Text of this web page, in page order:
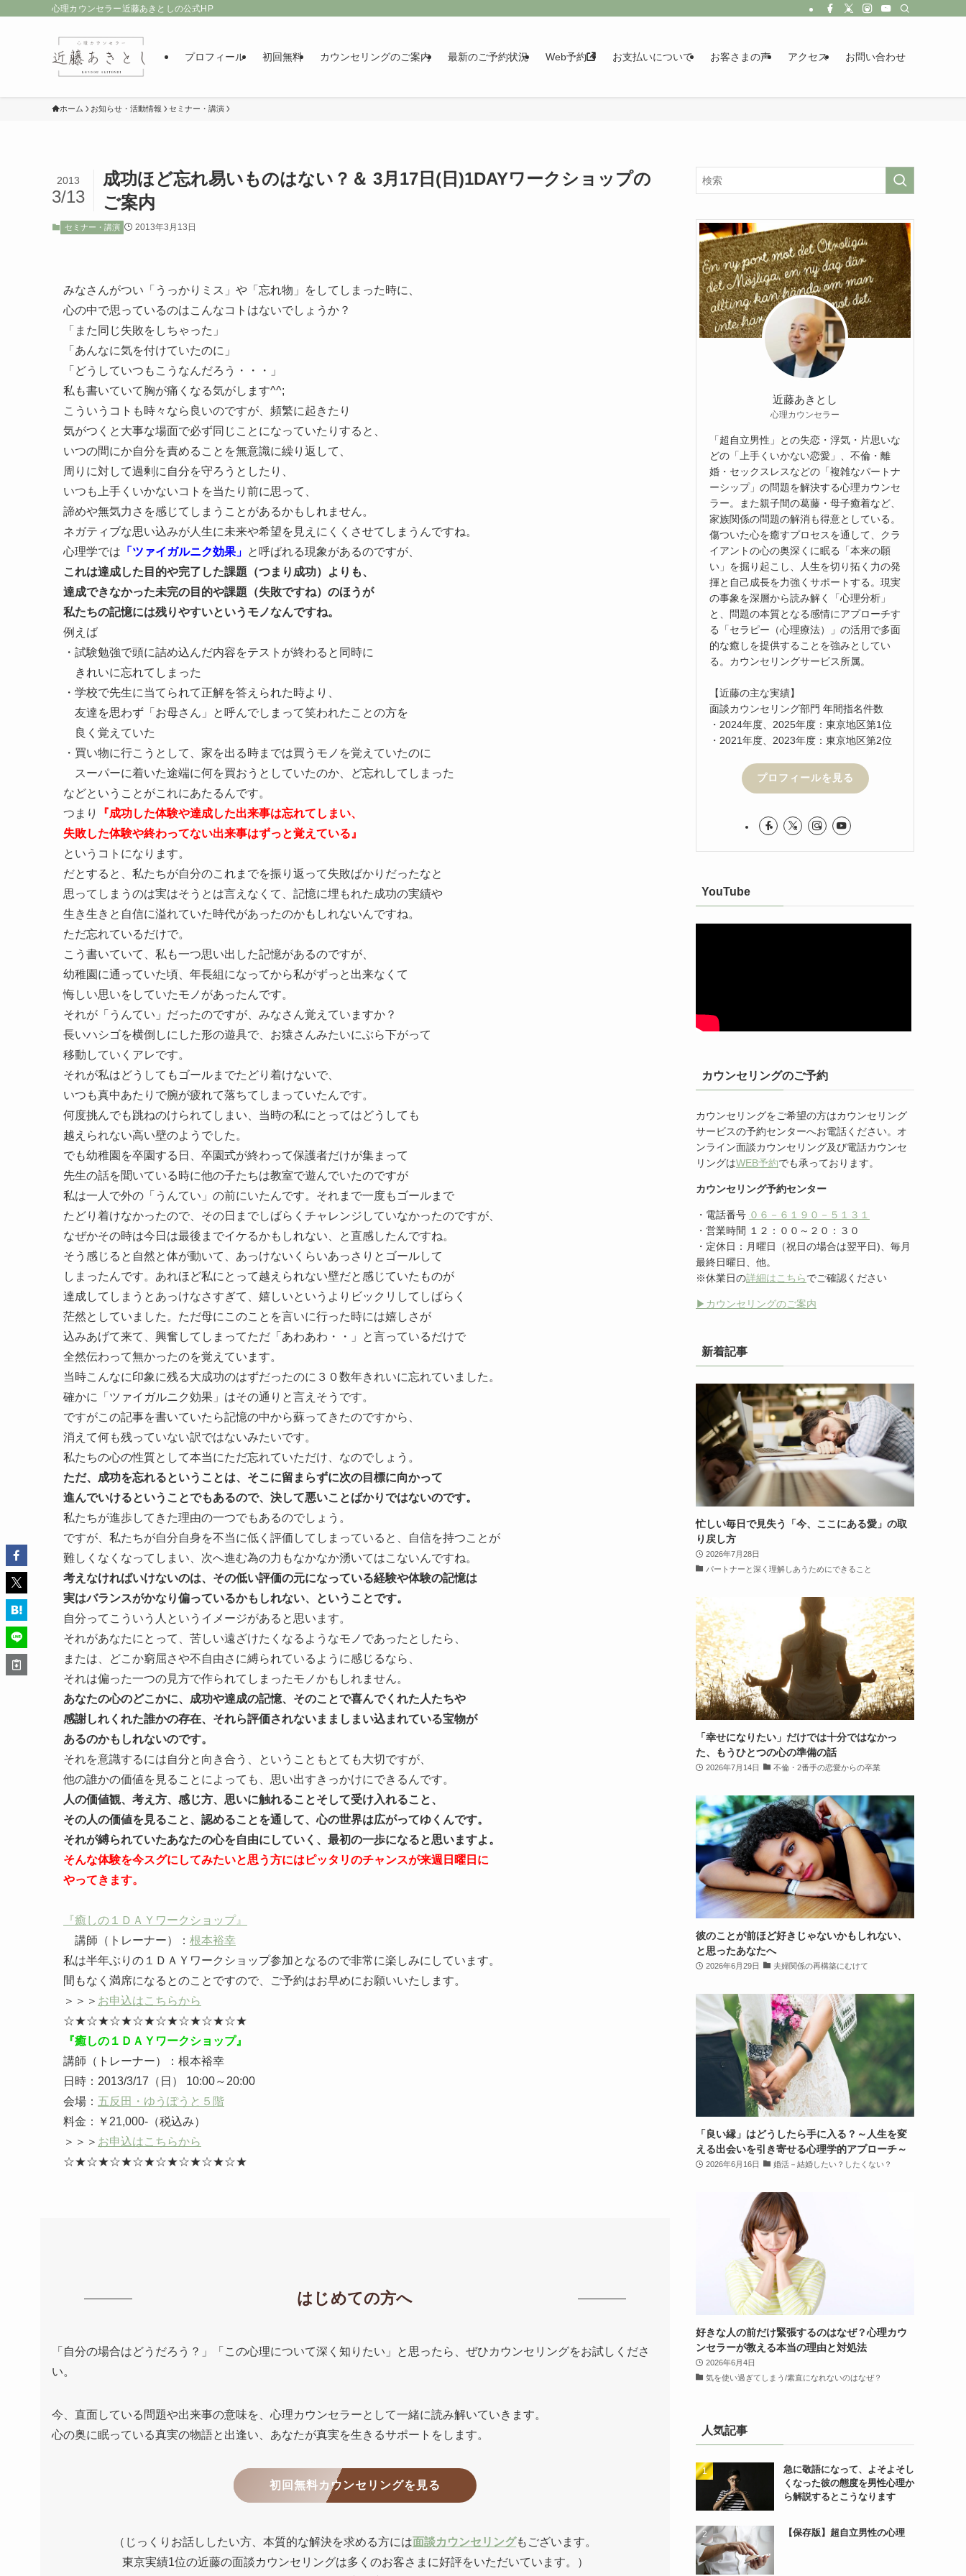
心理カウンセラー近藤あきとしの公式HP
プロフィール 初回無料 カウンセリングのご案内 最新のご予約状況 Web予約 お支払いについて お客さまの声 アクセス お問い合わせ
ホーム お知らせ・活動情報 セミナー・講演
成功ほど忘れ易いものはない？＆ 3月17日(日)1DAYワークショップの
ご案内
2013
3/13
セミナー・講演 2013年3月13日
みなさんがつい「うっかりミス」や「忘れ物」をしてしまった時に、
心の中で思っているのはこんなコトはないでしょうか？
「また同じ失敗をしちゃった」
「あんなに気を付けていたのに」
「どうしていつもこうなんだろう・・・」
私も書いていて胸が痛くなる気がします^^;
こういうコトも時々なら良いのですが、頻繁に起きたり
気がつくと大事な場面で必ず同じことになっていたりすると、
いつの間にか自分を責めることを無意識に繰り返して、
周りに対して過剰に自分を守ろうとしたり、
いつも上手くいかないコトを当たり前に思って、
諦めや無気力さを感じてしまうことがあるかもしれません。
ネガティブな思い込みが人生に未来や希望を見えにくくさせてしまうんですね。
心理学では 「ツァイガルニク効果」 と呼ばれる現象があるのですが、
これは達成した目的や完了した課題（つまり成功）よりも、
達成できなかった未完の目的や課題（失敗ですね）のほうが
私たちの記憶には残りやすいというモノなんですね。
例えば
・試験勉強で頭に詰め込んだ内容をテストが終わると同時に
きれいに忘れてしまった
・学校で先生に当てられて正解を答えられた時より、
友達を思わず「お母さん」と呼んでしまって笑われたことの方を
良く覚えていた
・買い物に行こうとして、家を出る時までは買うモノを覚えていたのに
スーパーに着いた途端に何を買おうとしていたのか、ど忘れしてしまった
などということがこれにあたるんです。
つまり
『成功した体験や達成した出来事は忘れてしまい、
失敗した体験や終わってない出来事はずっと覚えている』
というコトになります。
だとすると、私たちが自分のこれまでを振り返って失敗ばかりだったなと
思ってしまうのは実はそうとは言えなくて、記憶に埋もれた成功の実績や
生き生きと自信に溢れていた時代があったのかもしれないんですね。
ただ忘れているだけで。
こう書いていて、私も一つ思い出した記憶があるのですが、
幼稚園に通っていた頃、年長組になってから私がずっと出来なくて
悔しい思いをしていたモノがあったんです。
それが「うんてい」だったのですが、みなさん覚えていますか？
長いハシゴを横倒しにした形の遊具で、お猿さんみたいにぶら下がって
移動していくアレです。
それが私はどうしてもゴールまでたどり着けないで、
いつも真中あたりで腕が疲れて落ちてしまっていたんです。
何度挑んでも跳ねのけられてしまい、当時の私にとってはどうしても
越えられない高い壁のようでした。
でも幼稚園を卒園する日、卒園式が終わって保護者だけが集まって
先生の話を聞いている時に他の子たちは教室で遊んでいたのですが
私は一人で外の「うんてい」の前にいたんです。それまで一度もゴールまで
たどり着けなかったので、その日までしばらくチャレンジしていなかったのですが、
なぜかその時は今日は最後までイケるかもしれない、と直感したんですね。
そう感じると自然と体が動いて、あっけないくらいあっさりとゴールして
しまったんです。あれほど私にとって越えられない壁だと感じていたものが
達成してしまうとあっけなさすぎて、嬉しいというよりビックリしてしばらく
茫然としていました。ただ母にこのことを言いに行った時には嬉しさが
込みあげて来て、興奮してしまってただ「あわあわ・・」と言っているだけで
全然伝わって無かったのを覚えています。
当時こんなに印象に残る大成功のはずだったのに３０数年きれいに忘れていました。
確かに「ツァイガルニク効果」はその通りと言えそうです。
ですがこの記事を書いていたら記憶の中から蘇ってきたのですから、
消えて何も残っていない訳ではないみたいです。
私たちの心の性質として本当にただ忘れていただけ、なのでしょう。
ただ、成功を忘れるということは、そこに留まらずに次の目標に向かって
進んでいけるということでもあるので、決して悪いことばかりではないのです。
私たちが進歩してきた理由の一つでもあるのでしょう。
ですが、私たちが自分自身を不当に低く評価してしまっていると、自信を持つことが
難しくなくなってしまい、次へ進む為の力もなかなか湧いてはこないんですね。
考えなければいけないのは、その低い評価の元になっている経験や体験の記憶は
実はバランスがかなり偏っているかもしれない、ということです。
自分ってこういう人というイメージがあると思います。
それがあなたにとって、苦しい遠ざけたくなるようなモノであったとしたら、
または、どこか窮屈さや不自由さに縛られているように感じるなら、
それは偏った一つの見方で作られてしまったモノかもしれません。
あなたの心のどこかに、成功や達成の記憶、そのことで喜んでくれた人たちや
感謝しれくれた誰かの存在、それら評価されないまましまい込まれている宝物が
あるのかもしれないのです。
それを意識するには自分と向き合う、ということもとても大切ですが、
他の誰かの価値を見ることによっても、思い出すきっかけにできるんです。
人の価値観、考え方、感じ方、思いに触れることそして受け入れること、
その人の価値を見ること、認めることを通して、心の世界は広がってゆくんです。
それが縛られていたあなたの心を自由にしていく、最初の一歩になると思いますよ。
そんな体験を今スグにしてみたいと思う方にはピッタリのチャンスが来週日曜日に
やってきます。
『癒しの１ＤＡＹワークショップ』
講師（トレーナー）： 根本裕幸
私は半年ぶりの１ＤＡＹワークショップ参加となるので非常に楽しみにしています。
間もなく満席になるとのことですので、ご予約はお早めにお願いいたします。
＞＞＞ お申込はこちらから
☆★☆★☆★☆★☆★☆★☆★☆★
『癒しの１ＤＡＹワークショップ』
講師（トレーナー）：根本裕幸
日時：2013/3/17（日） 10:00～20:00
会場： 五反田・ゆうぽうと５階
料金：￥21,000-（税込み）
＞＞＞ お申込はこちらから
☆★☆★☆★☆★☆★☆★☆★☆★
はじめての方へ
「自分の場合はどうだろう？」「この心理について深く知りたい」と思ったら、ぜひカウンセリングをお試しくださ
い。
今、直面している問題や出来事の意味を、心理カウンセラーとして一緒に読み解いていきます。
心の奥に眠っている真実の物語と出逢い、あなたが真実を生きるサポートをします。
初回無料カウンセリングを見る
（じっくりお話ししたい方、本質的な解決を求める方には面談カウンセリングもございます。
東京実績1位の近藤の面談カウンセリングは多くのお客さまに好評をいただいています。）
近藤あきとし
心理カウンセラー
「超自立男性」との失恋・浮気・片思いな
どの「上手くいかない恋愛」、不倫・離
婚・セックスレスなどの「複雑なパートナ
ーシップ」の問題を解決する心理カウンセ
ラー。また親子間の葛藤・母子癒着など、
家族関係の問題の解消も得意としている。
傷ついた心を癒すプロセスを通して、クラ
イアントの心の奥深くに眠る「本来の願
い」を掘り起こし、人生を切り拓く力の発
揮と自己成長を力強くサポートする。現実
の事象を深層から読み解く「心理分析」
と、問題の本質となる感情にアプローチす
る「セラピー（心理療法）」の活用で多面
的な癒しを提供することを強みとしてい
る。カウンセリングサービス所属。
【近藤の主な実績】
面談カウンセリング部門 年間指名件数
・2024年度、2025年度：東京地区第1位
・2021年度、2023年度：東京地区第2位
プロフィールを見る
YouTube
カウンセリングのご予約
カウンセリングをご希望の方はカウンセリング
サービスの予約センターへお電話ください。オ
ンライン面談カウンセリング及び電話カウンセ
リングはWEB予約でも承っております。
カウンセリング予約センター
・電話番号 ０６－６１９０－５１３１
・営業時間 １２：００～２０：３０
・定休日：月曜日（祝日の場合は翌平日)、毎月
最終日曜日、他。
※休業日の詳細はこちらでご確認ください
▶︎カウンセリングのご案内
新着記事
忙しい毎日で見失う「今、ここにある愛」の取
り戻し方
2026年7月28日
パートナーと深く理解しあうためにできること
「幸せになりたい」だけでは十分ではなかっ
た、もうひとつの心の準備の話
2026年7月14日 不倫・2番手の恋愛からの卒業
彼のことが前ほど好きじゃないかもしれない、
と思ったあなたへ
2026年6月29日 夫婦関係の再構築にむけて
「良い縁」はどうしたら手に入る？～人生を変
える出会いを引き寄せる心理学的アプローチ～
2026年6月16日 婚活－結婚したい？したくない？
好きな人の前だけ緊張するのはなぜ？心理カウ
ンセラーが教える本当の理由と対処法
2026年6月4日
気を使い過ぎてしまう/素直になれないのはなぜ？
人気記事
急に敬語になって、よそよそし
くなった彼の態度を男性心理か
ら解説するとこうなります
【保存版】超自立男性の心理